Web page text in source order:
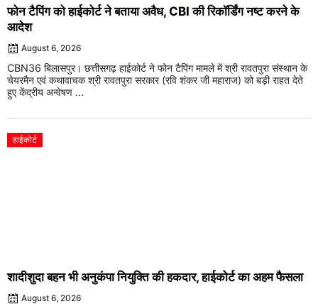
फोन टैपिंग को हाईकोर्ट ने बताया अवैध, CBI की रिकॉर्डिंग नष्ट करने के
आदेश
August 6, 2026
CBN36 बिलासपुर। छत्तीसगढ़ हाईकोर्ट ने फोन टैपिंग मामले में श्री रावतपुरा संस्थान के
चेयरमैन एवं कथावाचक श्री रावतपुरा सरकार (रवि शंकर जी महाराज) को बड़ी राहत देते
हुए केंद्रीय अन्वेषण ...
हाईकोर्ट
शादीशुदा बहन भी अनुकंपा नियुक्ति की हकदार, हाईकोर्ट का अहम फैसला
August 6, 2026